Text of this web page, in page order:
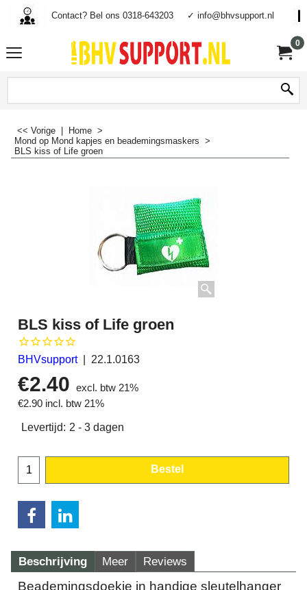
Contact? Bel ons 0318-643203 ✓ info@bhvsupport.nl
0
<< Vorige Home >
Mond op Mond kapjes en beademingsmaskers >
BLS kiss of Life groen
BLS kiss of Life groen
BHVsupport 22.1.0163
€2.40
excl. btw 21%
€2.90 incl. btw 21%
Levertijd: 2 - 3 dagen
Bestel
Beschrijving Meer Reviews
Beademingsdoekje in handige sleutelhanger